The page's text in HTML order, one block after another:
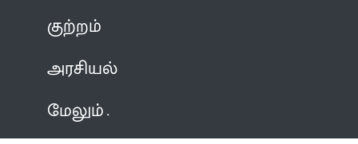
குற்றம்
அரசியல்
மேலும்